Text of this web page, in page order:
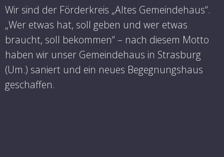
Wir sind der Förderkreis „Altes Gemeindehaus“.
„Wer etwas hat, soll geben und wer etwas
braucht, soll bekommen“ – nach diesem Motto
haben wir unser Gemeindehaus in Strasburg
(Um.) saniert und ein neues Begegnungshaus
geschaffen.